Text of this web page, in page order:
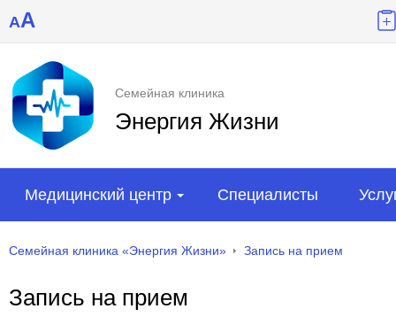
AA
Семейная клиника
Энергия Жизни
Медицинский центр Специалисты
Семейная клиника «Энергия Жизни» Запись на прием
Запись на прием